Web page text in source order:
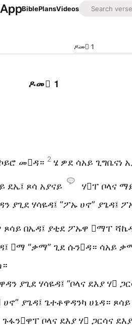
BiblePlansVideos
ዶመ 1
ዶመ 1
መዳ። 2 ሄ ዎደ ሳአይ ጊግቤናነ
ጾሳ አያናይ ሃፐ ቦላና
ያጊደ ሃሳዬዳ፤ “ፖኡ ሀኖ” ያጌዳ፤
በኤዳ፤ ያቲደ ፖኡዋ ማፐ
ማ “ቃማ” ጊደ ሱንዳ። ሳአይ
ያጊደ ሃሳዬዳ፤ “ቦላና ደእያ ሃ
ያጌዳ፤ ጌተቶዋዳንካ ሀኔዳ።
ቦላና ደእያ ሃ ጋርሳና